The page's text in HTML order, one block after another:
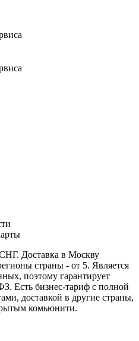
Доставка в Москву
страны - от 5. Является
поэтому гарантирует
Есть бизнес-тариф с полной
доставкой в другие страны,
комьюнити.